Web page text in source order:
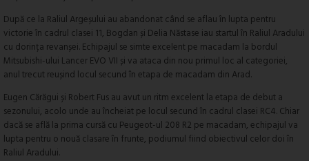
După ce la Raliul Argeșului au abandonat când se aflau în lupta pentru
victorie în cadrul clasei 11, Bogdan și Delia Năstase iau startul în Raliul Aradului
cu dorința revanșei. Echipajul se simte excelent pe macadam la bordul
Mitsubishi-ului Lancer EVO VII și va ataca din nou primul loc al categoriei,
anul trecut reușind locul secund în etapa de macadam din Arad.
Eugen Cărăgui și Robert Fus au avut un ritm excelent la etapa de debut a
sezonului, acolo unde au încheiat pe locul secund în cadrul clasei RC4. Chiar
dacă se află la prima cursă cu Peugeot-ul 208 R2 pe macadam, echipajul va
lupta pentru o nouă clasare în frunte, podiumul fiind obiectivul celor doi în
Raliul Aradului.